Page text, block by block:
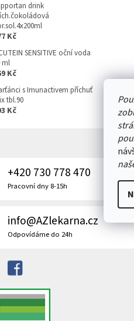
drink
Kč
SENSITIVE oční voda
ml
Kč
s Imunactivem příchuť
tbl.90
Kč
+420 730 778 470
Pracovní dny 8-15h
info@AZlekarna.cz
Odpovídáme do 24h